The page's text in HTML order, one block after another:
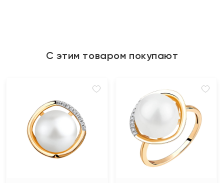
С этим товаром покупают